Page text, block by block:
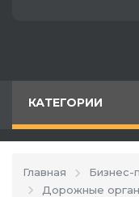
КАТЕГОРИИ
Главная Бизнес-
Дорожные